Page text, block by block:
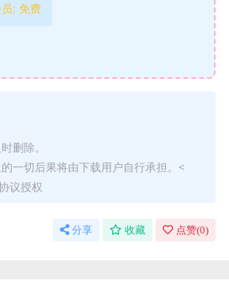
: 免费
删除。
一切后果将由下载用户自行承担。<
议授权
分享 收藏 点赞(0)